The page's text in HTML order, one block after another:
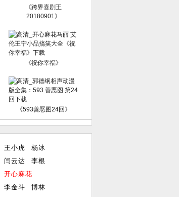
《跨界喜剧王
20180901》
《祝你幸福》
《593善恶图24回》
王小虎
杨冰
闫云达
李根
开心麻花
李金斗
博林